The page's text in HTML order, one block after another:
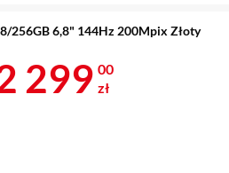
256GB 6,8" 144Hz 200Mpix Złoty
2 299 zł
299 00
zł